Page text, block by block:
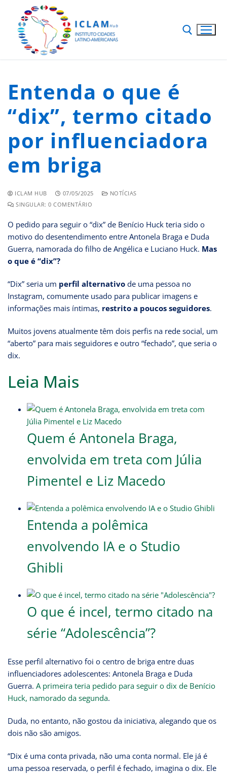
Entenda o que é
“dix”, termo citado
por influenciadora
em briga
ICLAM HUB 07/05/2025
NOTÍCIAS
SINGULAR: 0 COMENTÁRIO
O pedido para seguir o “dix” de Benício Huck teria sido o
motivo do desentendimento entre Antonela Braga e Duda
Guerra, namorada do filho de Angélica e Luciano Huck. Mas
o que é “dix”?
“Dix” seria um perfil alternativo de uma pessoa no
Instagram, comumente usado para publicar imagens e
informações mais íntimas, restrito a poucos seguidores.
Muitos jovens atualmente têm dois perfis na rede social, um
“aberto” para mais seguidores e outro “fechado”, que seria o
dix.
Leia Mais
Quem é Antonela Braga,
envolvida em treta com Júlia
Pimentel e Liz Macedo
Entenda a polêmica
envolvendo IA e o Studio
Ghibli
O que é incel, termo citado na
série “Adolescência”?
Esse perfil alternativo foi o centro de briga entre duas
influenciadores adolescentes: Antonela Braga e Duda
Guerra. A primeira teria pedido para seguir o dix de Benício
Huck, namorado da segunda.
Duda, no entanto, não gostou da iniciativa, alegando que os
dois não são amigos.
“Dix é uma conta privada, não uma conta normal. Ele já é
uma pessoa reservada, o perfil é fechado, imagina o dix. Ele